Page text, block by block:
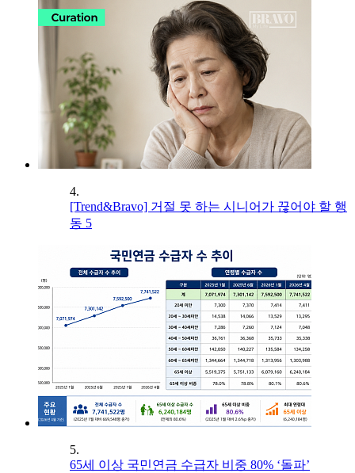
4.
[Trend&Bravo] 거절 못 하는 시니어가 끊어야 할 행
동 5
5.
65세 이상 국민연금 수급자 비중 80% ‘돌파’